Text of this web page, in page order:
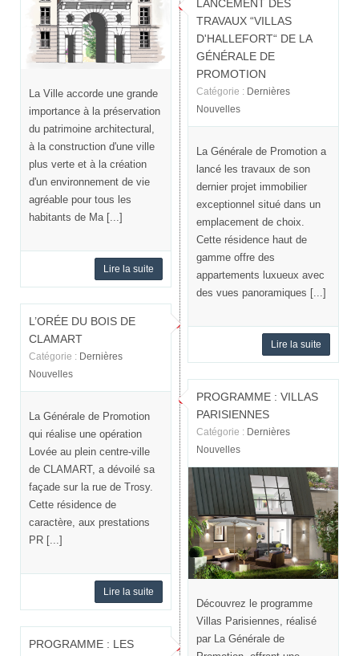
La Ville accorde une grande
importance à la préservation
du patrimoine architectural,
à la construction d'une ville
plus verte et à la création
d'un environnement de vie
agréable pour tous les
habitants de Ma [...]
Lire la suite
LANCEMENT DES
TRAVAUX “VILLAS
D'HALLEFORT“ DE LA
GÉNÉRALE DE
PROMOTION
Catégorie : Dernières
Nouvelles
La Générale de Promotion a
lancé les travaux de son
dernier projet immobilier
exceptionnel situé dans un
emplacement de choix.
Cette résidence haut de
gamme offre des
appartements luxueux avec
des vues panoramiques [...]
Lire la suite
L’ORÉE DU BOIS DE
CLAMART
Catégorie : Dernières
Nouvelles
La Générale de Promotion
qui réalise une opération
Lovée au plein centre-ville
de CLAMART, a dévoilé sa
façade sur la rue de Trosy.
Cette résidence de
caractère, aux prestations
PR [...]
Lire la suite
PROGRAMME : VILLAS
PARISIENNES
Catégorie : Dernières
Nouvelles
Découvrez le programme
Villas Parisiennes, réalisé
par La Générale de
PROGRAMME : LES